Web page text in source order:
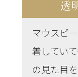
透
マウスピ
着してい
の見た目